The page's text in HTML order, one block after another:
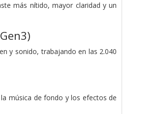
más nítido, mayor claridad y un
y sonido, trabajando en las 2.040
música de fondo y los efectos de